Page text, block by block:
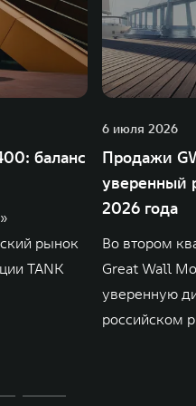
баланс
рынок
TANK
6 июля 2026
Продажи
уверенный
2026 года
Во втором
Great Wall
уверенную
российском